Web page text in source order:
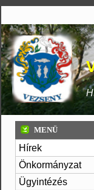
MENÜ
Hírek
Önkormányzat
Ügyintézés